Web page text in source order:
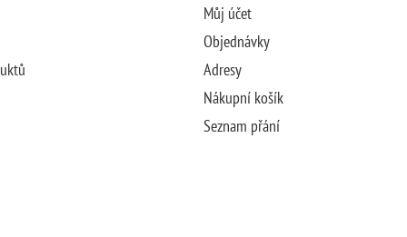
Můj účet
Objednávky
Adresy
Nákupní košík
Seznam přání